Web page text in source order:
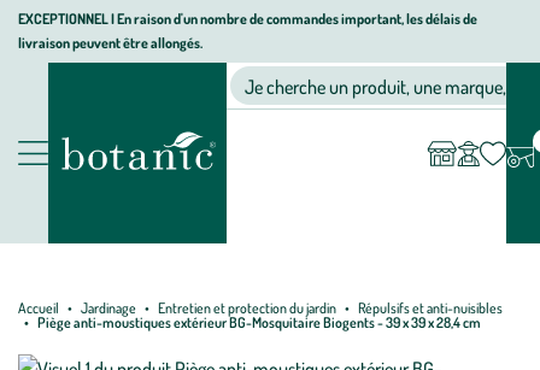
Aller
Aller
au
Aller
au
page
EXCEPTIONNEL I En raison d'un nombre de commandes important, les délais de
livraison peuvent être allongés.
Nos produits
Jardinerie écologique, animalerie, décoration, alimentation bio
Je cherche un produit, une marque, un
compte
Accueil Jardinage Entretien et protection du jardin
Répulsifs et anti-nuisibles
Piège anti-moustiques extérieur BG-Mosquitaire Biogents - 39 x 39 x 28,4 cm